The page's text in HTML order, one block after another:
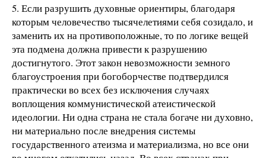
5. Если разрушить духовные ориентиры, благодаря
которым человечество тысячелетиями себя созидало, и
заменить их на противоположные, то по логике вещей
эта подмена должна привести к разрушению
достигнутого. Этот закон невозможности земного
благоустроения при богоборчестве подтвердился
практически во всех без исключения случаях
воплощения коммунистической атеистической
идеологии. Ни одна страна не стала богаче ни духовно,
ни материально после внедрения системы
государственного атеизма и материализма, но все они